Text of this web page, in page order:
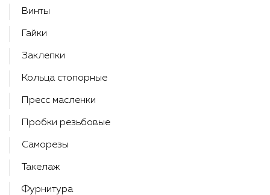
Винты
Гайки
Заклепки
Кольца стопорные
Пресс масленки
Пробки резьбовые
Саморезы
Такелаж
Фурнитура